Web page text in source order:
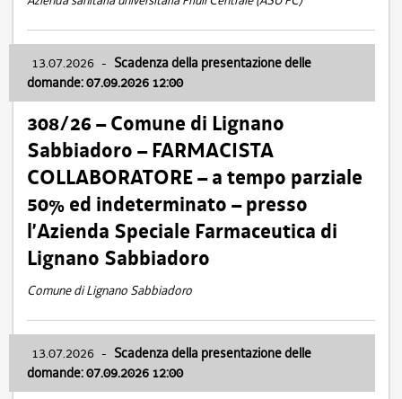
13.07.2026 - Scadenza della presentazione delle
domande: 07.09.2026 12:00
308/26 – Comune di Lignano
Sabbiadoro – FARMACISTA
COLLABORATORE – a tempo parziale
50% ed indeterminato – presso
l’Azienda Speciale Farmaceutica di
Lignano Sabbiadoro
Comune di Lignano Sabbiadoro
13.07.2026 - Scadenza della presentazione delle
domande: 07.09.2026 12:00